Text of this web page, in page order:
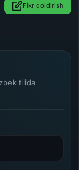
Fikr qoldirish
tilida